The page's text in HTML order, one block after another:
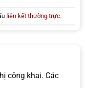
liên kết thường trực.
công khai. Các